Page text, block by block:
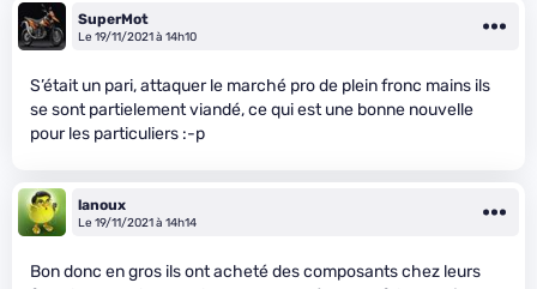
SuperMot
Le 19/11/2021 à 14h10
S’était un pari, attaquer le marché pro de plein fronc mains ils
se sont partielement viandé, ce qui est une bonne nouvelle
pour les particuliers :-p
lanoux
Le 19/11/2021 à 14h14
Bon donc en gros ils ont acheté des composants chez leurs